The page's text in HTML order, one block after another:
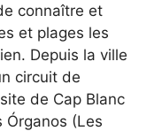
connaître et
et plages les
Depuis la ville
circuit de
de Cap Blanc
Órganos (Les